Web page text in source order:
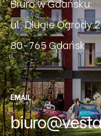
ul. Długie Ogrody
80-765 Gdańsk
EMAIL